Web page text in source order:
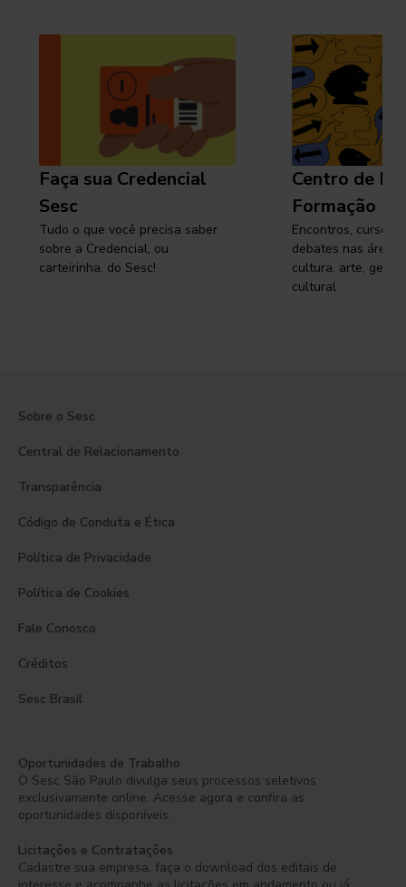
Faça sua Credencial
Sesc
Tudo o que você precisa saber
sobre a Credencial, ou
carteirinha, do Sesc!
Centro de
Formação
Encontros, cursos,
debates nas áreas
cultura, arte,
cultural
Sobre o Sesc
Central de Relacionamento
Transparência
Código de Conduta e Ética
Política de Privacidade
Política de Cookies
Fale Conosco
Créditos
Sesc Brasil
Oportunidades de Trabalho
O Sesc São Paulo divulga seus processos seletivos
exclusivamente online. Acesse agora e confira as
oportunidades disponíveis.
Licitações e Contratações
Cadastre sua empresa, faça o download dos editais de